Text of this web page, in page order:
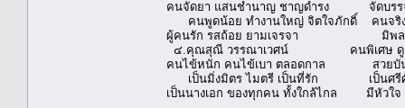
คนจัดยา แสนชำนาญ ชาญดำรง จัดบรรจ
คนพูดน้อย ทำงานใหญ่ จิตใจภักดิ์ คนจริง
ผู้คนรัก รสถ้อย ยามเจรจา มิพลาดเ
๔.คุณสุณี วรรณาเวศน์ คนพิเศษ ดูแ
คนไข้หนัก คนไข้เบา ตลอดกาล สวยบันด
เป็นมิ่งมิตร ไมตรี เป็นที่รัก เป็นศรีศัก
เป็นนางเอก ของทุกคน ทั้งใกล้ไกล มีหัวใจ